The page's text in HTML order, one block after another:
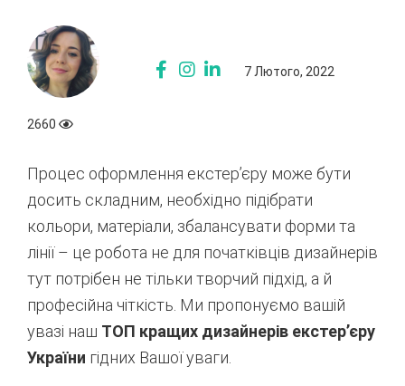
7 Лютого, 2022
2660
Процес оформлення екстер’єру може бути
досить складним, необхідно підібрати
кольори, матеріали, збалансувати форми та
лінії – це робота не для початківців дизайнерів
тут потрібен не тільки творчий підхід, а й
професійна чіткість. Ми пропонуємо вашій
увазі наш ТОП кращих дизайнерів екстер’єру
України гідних Вашої уваги.